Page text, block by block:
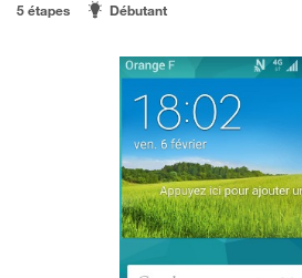
5 étapes Débutant